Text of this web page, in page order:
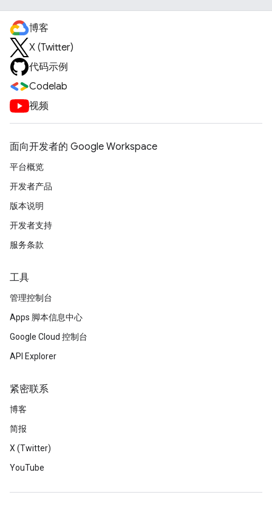
博客
X (Twitter)
代码示例
Codelab
视频
面向开发者的 Google Workspace
平台概览
开发者产品
版本说明
开发者支持
服务条款
工具
管理控制台
Apps 脚本信息中心
Google Cloud 控制台
API Explorer
紧密联系
博客
简报
X (Twitter)
YouTube